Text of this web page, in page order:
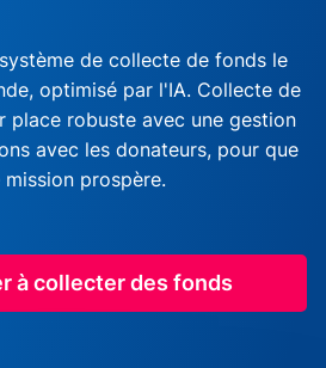
de collecte de fonds le
optimisé par l'IA. Collecte de
place robuste avec une gestion
avec les donateurs, pour que
prospère.
à collecter des fonds